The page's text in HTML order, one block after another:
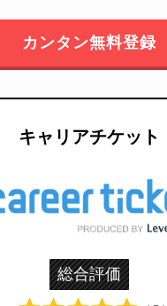
カンタン無料登録
キャリアチケット
総合評価